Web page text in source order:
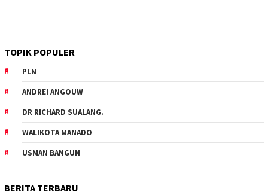
TOPIK POPULER
PLN
ANDREI ANGOUW
DR RICHARD SUALANG.
WALIKOTA MANADO
USMAN BANGUN
BERITA TERBARU